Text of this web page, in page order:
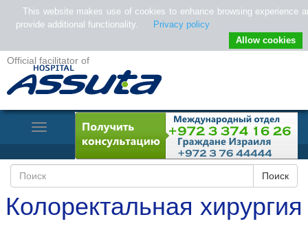
Official facilitator of
Toggle
Navigation
Колоректальная хирургия
This website makes use of cookies to enhance browsing experience
provide additional functionality.
Privacy policy
Allow cookies